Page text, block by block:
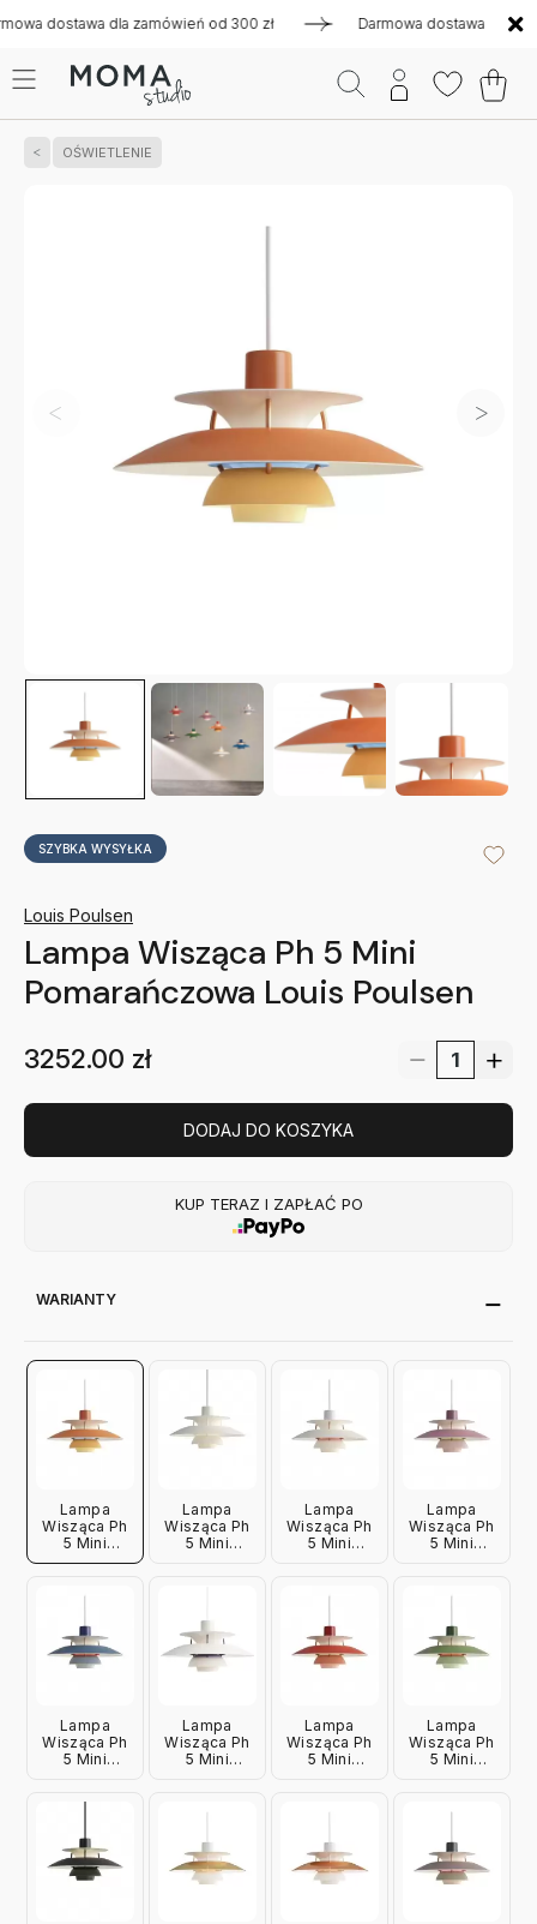
dostawa dla zamówień od 300 zł Darmowa dostawa dla
OŚWIETLENIE
SZYBKA WYSYŁKA
Louis Poulsen
Lampa Wisząca Ph 5 Mini
Pomarańczowa Louis Poulsen
3252.00 zł
DODAJ DO KOSZYKA
KUP TERAZ I ZAPŁAĆ PO
WARIANTY
Lampa
Wisząca Ph
5 Mini
Pomarańczowa
Poulsen
Lampa
Wisząca Ph
5 Mini
Lampa
Wisząca Ph
5 Mini
Poulsen
Lampa
Wisząca Ph
5 Mini
Poulsen
Lampa
Wisząca Ph
5 Mini
Lampa
Wisząca Ph
5 Mini
Lampa
Wisząca Ph
5 Mini
Poulsen
Lampa
Wisząca Ph
5 Mini
Poulsen